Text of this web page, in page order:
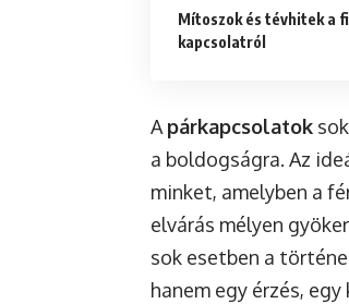
Mítoszok és tévhitek a
kapcsolatról
A párkapcsolatok
a boldogságra. Az
minket, amelyben a
elvárás mélyen
sok esetben a
hanem egy érzés,